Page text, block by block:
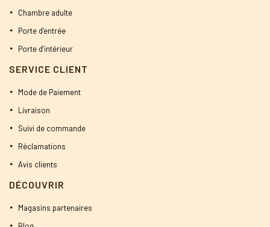
Chambre adulte
Porte d’entrée
Porte d’intérieur
SERVICE CLIENT
Mode de Paiement
Livraison
Suivi de commande
Réclamations
Avis clients
DÉCOUVRIR
Magasins partenaires